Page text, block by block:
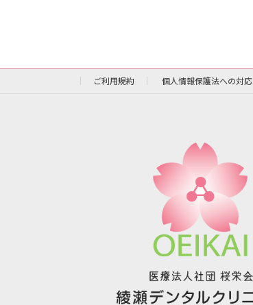
ご利用規約 個人情報保護法への対応